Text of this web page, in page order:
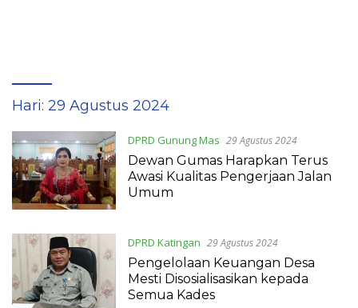
Hari: 29 Agustus 2024
DPRD Gunung Mas 29 Agustus 2024
Dewan Gumas Harapkan Terus
Awasi Kualitas Pengerjaan Jalan
Umum
DPRD Katingan 29 Agustus 2024
Pengelolaan Keuangan Desa
Mesti Disosialisasikan kepada
Semua Kades